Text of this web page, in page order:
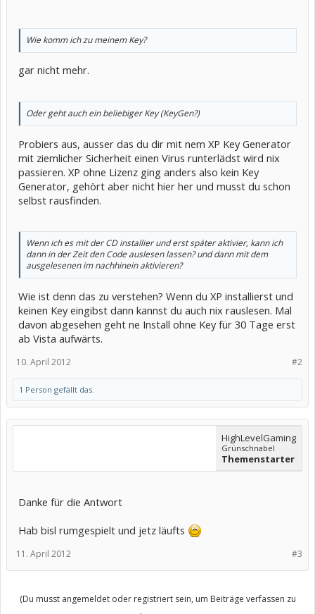
Wie komm ich zu meinem Key?
gar nicht mehr.
Oder geht auch ein beliebiger Key (KeyGen?)
Probiers aus, ausser das du dir mit nem XP Key Generator
mit ziemlicher Sicherheit einen Virus runterlädst wird nix
passieren. XP ohne Lizenz ging anders also kein Key
Generator, gehört aber nicht hier her und musst du schon
selbst rausfinden.
Wenn ich es mit der CD installier und erst später aktivier, kann ich
dann in der Zeit den Code auslesen lassen? und dann mit dem
ausgelesenen im nachhinein aktivieren?
Wie ist denn das zu verstehen? Wenn du XP installierst und
keinen Key eingibst dann kannst du auch nix rauslesen. Mal
davon abgesehen geht ne Install ohne Key für 30 Tage erst
ab Vista aufwärts.
#2
10. April 2012
1 Person gefällt das.
HighLevelGaming
Grünschnabel
Themenstarter
Danke für die Antwort
Hab bisl rumgespielt und jetz läufts
#3
11. April 2012
(Du musst angemeldet oder registriert sein, um Beiträge verfassen zu